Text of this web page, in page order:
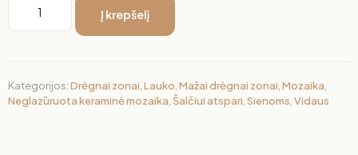
Į krepšelį
Kategorijos:Drėgnai zonai Lauko Mažai drėgnai zonai Mozaika
Neglazūruota keraminė mozaika Šalčiui atspari Sienoms Vidaus